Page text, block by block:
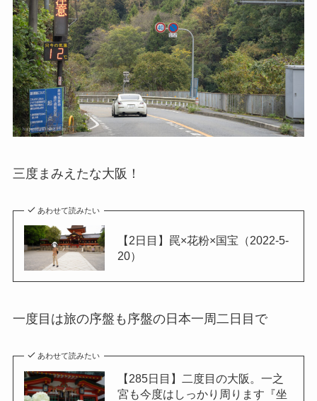
三度まみえたな大阪！
あわせて読みたい
【2日目】罠×花粉×国宝（2022-5-
20）
一度目は旅の序盤も序盤の日本一周二日目で
あわせて読みたい
【285日目】二度目の大阪。一之
宮も今度はしっかり周ります『坐